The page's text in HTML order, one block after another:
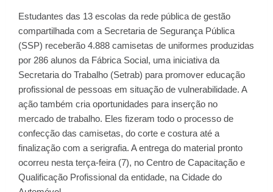
Estudantes das 13 escolas da rede pública de gestão
compartilhada com a Secretaria de Segurança Pública
(SSP) receberão 4.888 camisetas de uniformes produzidas
por 286 alunos da Fábrica Social, uma iniciativa da
Secretaria do Trabalho (Setrab) para promover educação
profissional de pessoas em situação de vulnerabilidade. A
ação também cria oportunidades para inserção no
mercado de trabalho. Eles fizeram todo o processo de
confecção das camisetas, do corte e costura até a
finalização com a serigrafia. A entrega do material pronto
ocorreu nesta terça-feira (7), no Centro de Capacitação e
Qualificação Profissional da entidade, na Cidade do